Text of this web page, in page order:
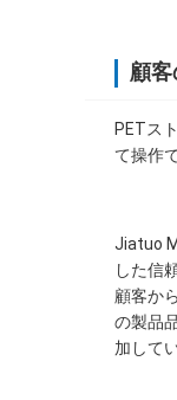
顧
PETス
て操作
Jiatuo
した信
顧客か
の製品
加して